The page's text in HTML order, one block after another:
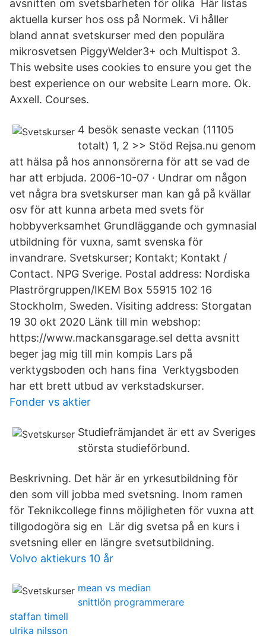
avsnitten om svetsbarheten för olika Här listas
aktuella kurser hos oss på Normek. Vi håller
bland annat svetskurser med den populära
mikrosvetsen PiggyWelder3+ och Multispot 3.
This website uses cookies to ensure you get the
best experience on our website Learn more. Ok.
Axxell. Courses.
4 besök senaste veckan (11105
totalt) 1, 2 >> Stöd Rejsa.nu genom
att hälsa på hos annonsörerna för att se vad de
har att erbjuda. 2006-10-07 · Undrar om någon
vet några bra svetskurser man kan gå på kvällar
osv för att kunna arbeta med svets för
hobbyverksamhet Grundläggande och gymnasial
utbildning för vuxna, samt svenska för
invandrare. Svetskurser; Kontakt; Kontakt /
Contact. NPG Sverige. Postal address: Nordiska
Plaströrgruppen/IKEM Box 55915 102 16
Stockholm, Sweden. Visiting address: Storgatan
19 30 okt 2020 Länk till min webshop:
https://www.mackansgarage.seI detta avsnitt
beger jag mig till min kompis Lars på
verktygsboden och hans fina Verktygsboden
har ett brett utbud av verkstadskurser.
Fonder vs aktier
Studiefrämjandet är ett av Sveriges
största studieförbund.
Beskrivning. Det här är en yrkesutbildning för
den som vill jobba med svetsning. Inom ramen
för Teknikcollege finns möjligheten för vuxna att
tillgodogöra sig en Lär dig svetsa på en kurs i
svetsning eller en längre svetsutbildning.
Volvo aktiekurs 10 år
mean vs median
snittlön programmerare
staffan timell
ulrika nilsson